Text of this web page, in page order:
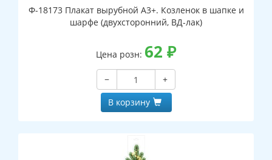
Ф-18173 Плакат вырубной А3+. Козленок в шапке и
шарфе (двухсторонний, ВД-лак)
Цена розн: 62 ₽
−
+
В корзину